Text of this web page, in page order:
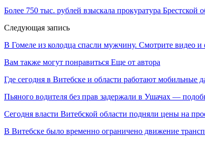
Более 750 тыс. рублей взыскала прокуратура
Следующая запись
В Гомеле из колодца спасли мужчину. Смотрите видео и
Вам также могут понравиться Еще от автора
Где сегодня в Витебске и области работают мобильные
Пьяного водителя без прав задержали в Ушачах —
Сегодня власти Витебской области подняли цены на
В Витебске было временно ограничено движение